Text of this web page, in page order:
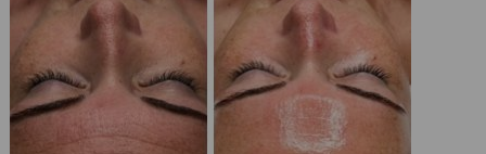
naar website klikt. Wil je niet alle cookies accepteren? Dan
kan je dit op ieder moment aanpassen in de instellingen
Lees voor meer informatie onzeprivacy- en
cookieverklaringen die van Google.